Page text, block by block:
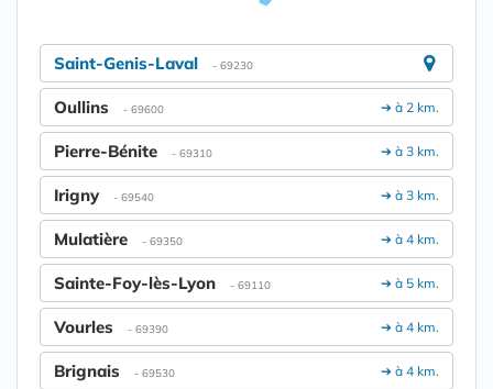
Saint-Genis-Laval - 69230
➔ à 2 km.
Oullins - 69600
➔ à 3 km.
Pierre-Bénite - 69310
➔ à 3 km.
Irigny - 69540
➔ à 4 km.
Mulatière - 69350
➔ à 5 km.
Sainte-Foy-lès-Lyon - 69110
➔ à 4 km.
Vourles - 69390
➔ à 4 km.
Brignais - 69530